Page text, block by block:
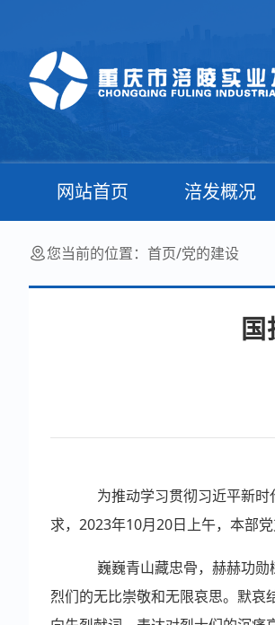
网站首页 涪发概况
您当前的位置： 首页/党的建设
国
为推动学习贯彻习近平新时
求，2023年10月20日上午，本部
巍巍青山藏忠骨，赫赫功勋
烈们的无比崇敬和无限哀思。默